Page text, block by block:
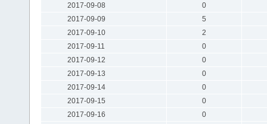
2017-09-08
0
2017-09-09
5
2017-09-10
2
2017-09-11
0
2017-09-12
0
2017-09-13
0
2017-09-14
0
2017-09-15
0
2017-09-16
0